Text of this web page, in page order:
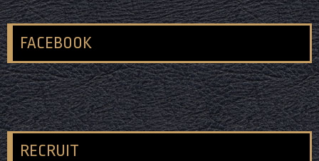
FACEBOOK
RECRUIT